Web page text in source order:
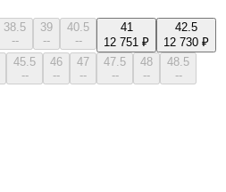
38.5
--
39
--
40.5
--
41
12 751 ₽
42.5
12 730 ₽
45.5
--
46
--
47
--
47.5
--
48
--
48.5
--